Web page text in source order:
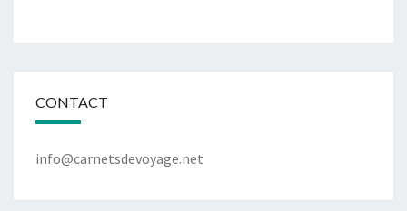
CONTACT
info@carnetsdevoyage.net